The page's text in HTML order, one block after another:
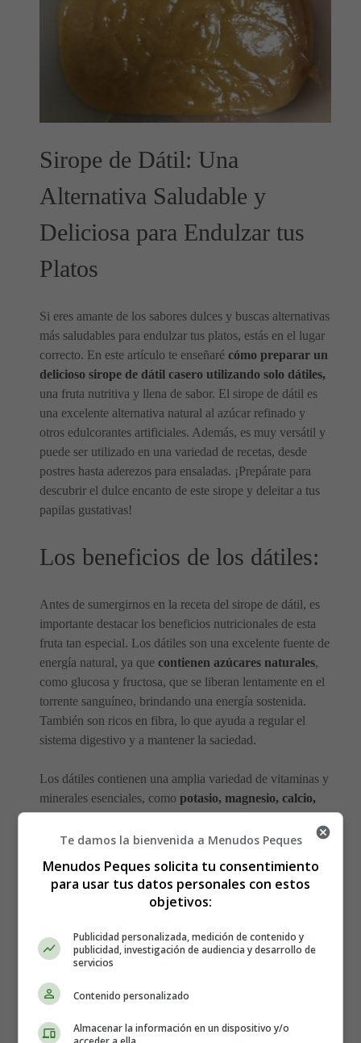
Sirope de Dátil: Una
Alternativa Saludable y
Deliciosa para Endulzar tus
Platos
Si eres amante de los sabores dulces y buscas alternativas
más saludables para endulzar tus platos, estás en el lugar
correcto. En este artículo te enseñaré cómo preparar un
delicioso sirope de dátil casero utilizando solo dátiles,
una fruta nutritiva y llena de sabor. El sirope de dátil es
una excelente alternativa natural al azúcar refinado y
otros edulcorantes artificiales. Además, es muy versátil y
puede ser utilizado en una variedad de recetas, desde
postres hasta aderezos para ensaladas. ¡Prepárate para
descubrir el dulce encanto de este sirope y deleitar a tus
papilas gustativas!
Los beneficios de los dátiles:
Antes de sumergirnos en la receta del sirope de dátil, es
importante destacar los beneficios nutricionales de esta
fruta tan especial. Los dátiles son una excelente fuente de
energía natural, ya que contienen azúcares naturales,
como glucosa y fructosa, que se liberan lentamente en el
torrente sanguíneo, brindando una energía sostenida.
También son ricos en fibra, lo que ayuda a regular el
sistema digestivo y a mantener la saciedad.
Los dátiles contienen una amplia variedad de vitaminas y
minerales esenciales, como potasio, magnesio, calcio,
hierro y vitamina B6. Estos nutrientes son importantes
para el funcionamiento adecuado del cuerpo y pueden
del sistema inmunológico.
20 dátiles medjool sin hueso y sin añadidos
Opcional: una pizca de sal marina
Te damos la bienvenida a Menudos Peques
Menudos Peques solicita tu consentimiento
para usar tus datos personales con estos
objetivos:
Publicidad personalizada, medición de contenido y
publicidad, investigación de audiencia y desarrollo de
servicios
Contenido personalizado
Almacenar la información en un dispositivo y/o